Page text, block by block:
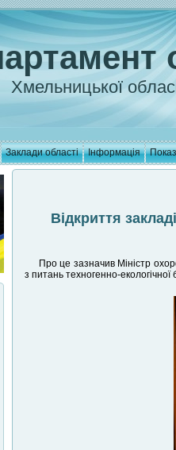
Хмельницької
Заклади області Інформація
Відкриття
Про це зазначив Міністр
з питань техногенно-